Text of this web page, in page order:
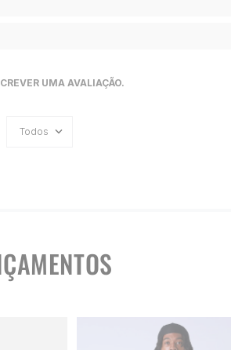
UMA AVALIAÇÃO.
Todos